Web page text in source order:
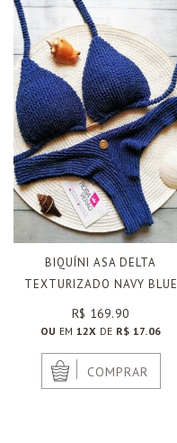
BIQUÍNI ASA DELTA
TEXTURIZADO NAVY BLUE
R$ 169.90
OU EM 12X DE R$ 17.06
COMPRAR